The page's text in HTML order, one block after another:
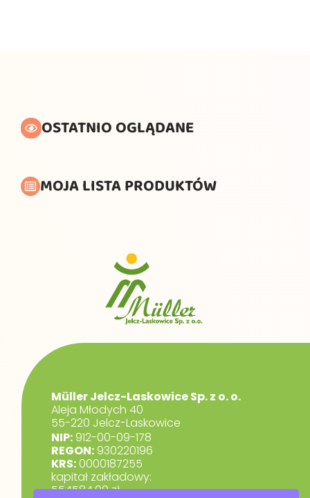
OSTATNIO OGLĄDANE
MOJA LISTA PRODUKTÓW
Müller Jelcz-Laskowice Sp. z o. o.
Aleja Młodych 40
55-220 Jelcz-Laskowice
NIP: 912-00-09-178
REGON: 930220196
KRS:0000187255
kapitał zakładowy:
554584,00 zł.